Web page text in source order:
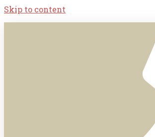
Skip to content